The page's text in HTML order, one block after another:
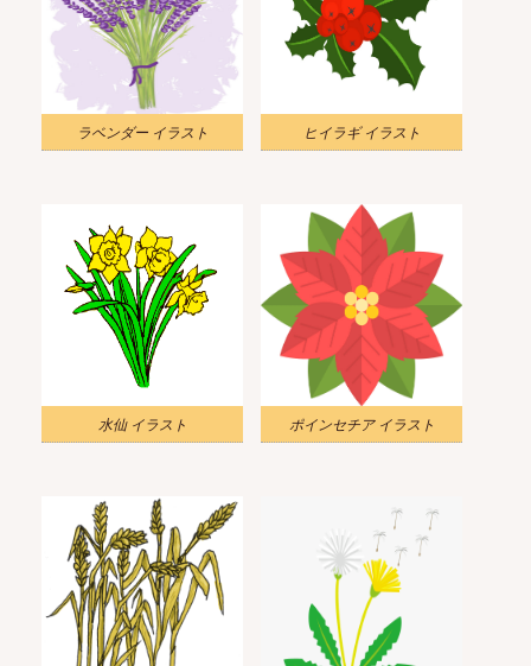
ラベンダー イラスト ヒイラギ イラスト
水仙 イラスト ポインセチア イラスト